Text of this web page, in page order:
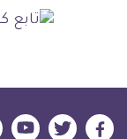
ديلي
ديلي